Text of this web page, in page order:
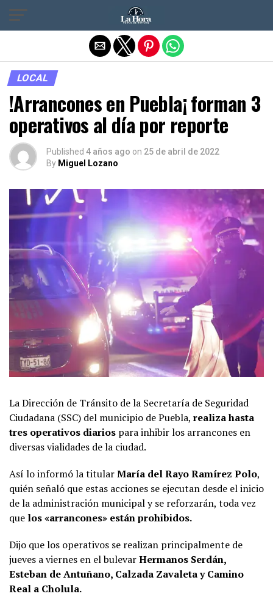
LOCAL
!Arrancones en Puebla¡ forman 3
operativos al día por reporte
Published 4 años ago on 25 de abril de 2022
By Miguel Lozano
La Dirección de Tránsito de la Secretaría de Seguridad
Ciudadana (SSC) del municipio de Puebla, realiza hasta
tres operativos diarios para inhibir los arrancones en
diversas vialidades de la ciudad.
Así lo informó la titularMaría del Rayo Ramírez Polo,
quién señaló que estas acciones se ejecutan desde el inicio
de la administración municipal y se reforzarán, toda vez
que los «arrancones» están prohibidos.
Dijo que los operativos se realizan principalmente de
jueves a viernes en el bulevarHermanos Serdán,
Esteban de Antuñano, Calzada Zavaleta y Camino
Real a Cholula.
Salir de la versión móvil